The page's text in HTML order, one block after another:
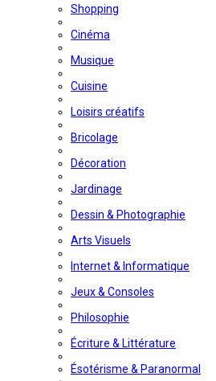
Shopping
Cinéma
Musique
Cuisine
Loisirs créatifs
Bricolage
Décoration
Jardinage
Dessin & Photographie
Arts Visuels
Internet & Informatique
Jeux & Consoles
Philosophie
Écriture & Littérature
Ésotérisme & Paranormal